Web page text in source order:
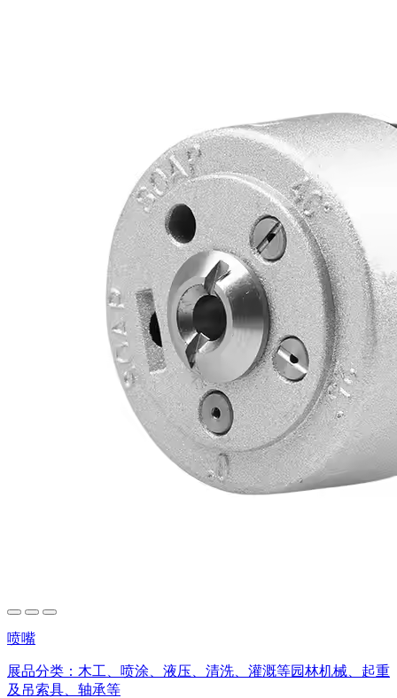
喷嘴
展品分类： 木工、喷涂、液压、清洗、灌溉等园林机械、起重
及吊索具、轴承等